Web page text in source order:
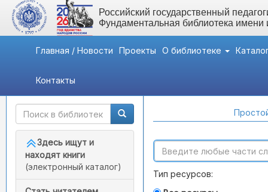
Российский государственный
Фундаментальная библиотека
Главная / Новости Проекты О библиотеке
Контакты
Быстрый доступ
Здесь ищут и
находят книги
(электронный каталог)
Тип ресурсов: